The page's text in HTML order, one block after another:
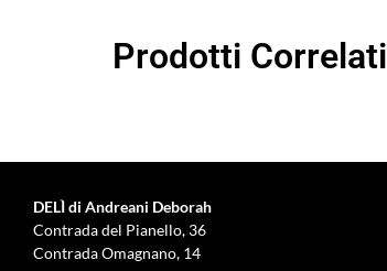
Prodotti Correlati
DELÌ di Andreani Deborah
Contrada del Pianello, 36
Contrada Omagnano, 14